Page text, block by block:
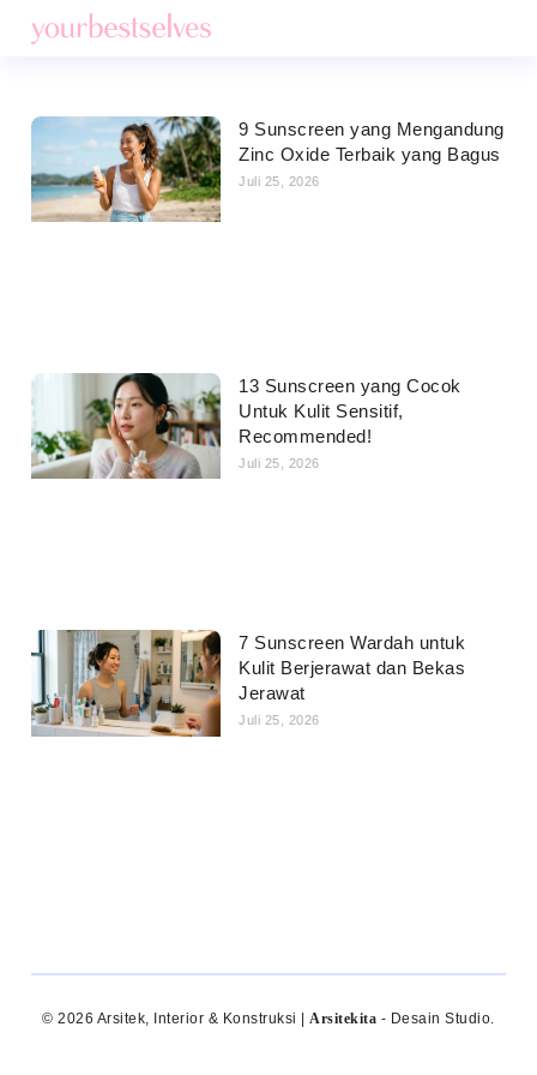
9 Sunscreen yang Mengandung
Zinc Oxide Terbaik yang Bagus
Juli 25, 2026
13 Sunscreen yang Cocok
Untuk Kulit Sensitif,
Recommended!
Juli 25, 2026
7 Sunscreen Wardah untuk
Kulit Berjerawat dan Bekas
Jerawat
Juli 25, 2026
© 2026 Arsitek, Interior & Konstruksi |Arsitekita - Desain Studio.